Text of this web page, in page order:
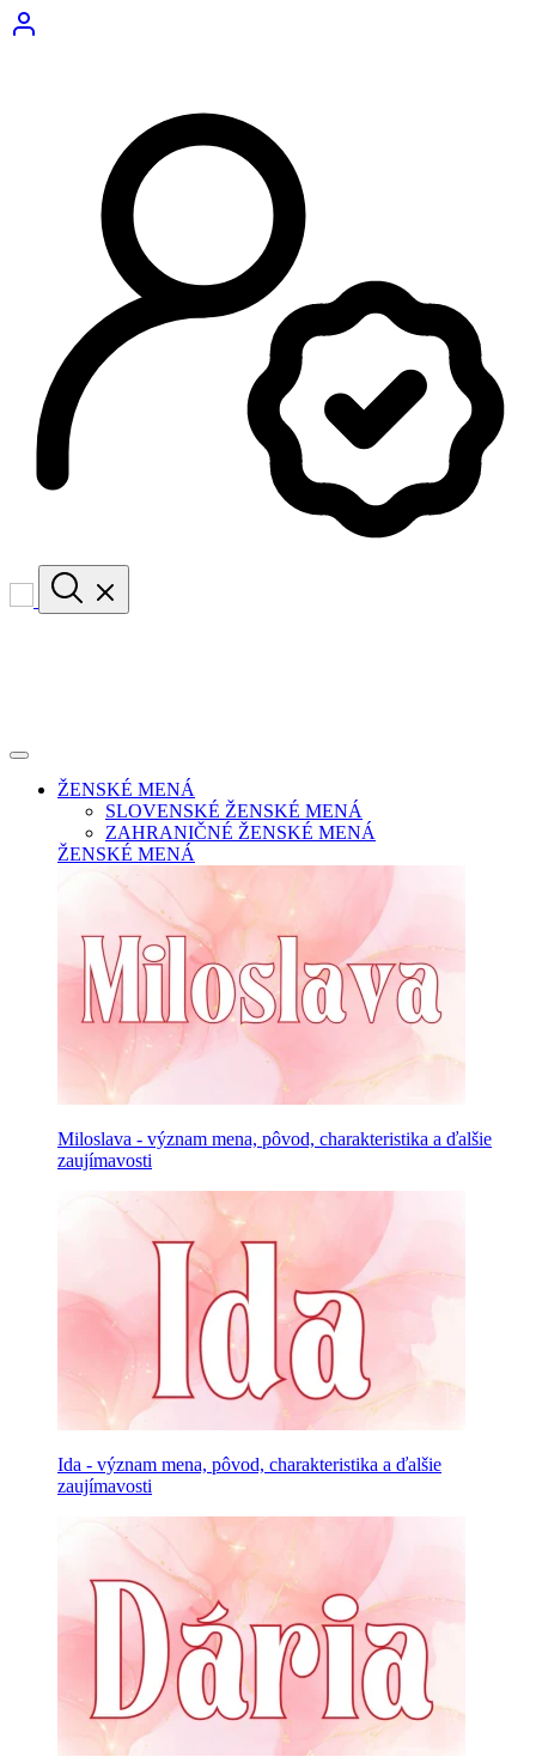
ŽENSKÉ MENÁ
SLOVENSKÉ ŽENSKÉ MENÁ
ZAHRANIČNÉ ŽENSKÉ MENÁ
ŽENSKÉ MENÁ
Miloslava - význam mena, pôvod, charakteristika a ďalšie
zaujímavosti
Ida - význam mena, pôvod, charakteristika a ďalšie
zaujímavosti